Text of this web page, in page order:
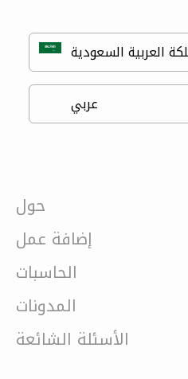
حول
إضافة عمل
الحاسبات
المدونات
الأسئلة الشائعة